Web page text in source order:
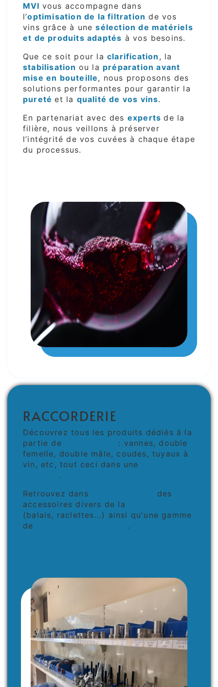
MVI vous accompagne dans
l’optimisation de la filtration de vos
vins grâce à unesélection de matériels
et de produits adaptés à vos besoins.
Que ce soit pour la clarification , la
stabilisation ou la préparation avant
mise en bouteille, nous proposons des
solutions performantes pour garantir la
puretéet la qualité de vos vins.
En partenariat avec des expertsde la
filière, nous veillons à préserver
l’intégrité de vos cuvées à chaque étape
du processus.
RACCORDERIE
Découvrez tous les produits dédiés à la
partie de
: vannes, double
femelle, double mâle, coudes, tuyaux à
vin, etc, tout ceci dans une
.
Retrouvez dans
des
accessoires divers de la
(balais, raclettes...) ainsi qu'une gamme
de
.